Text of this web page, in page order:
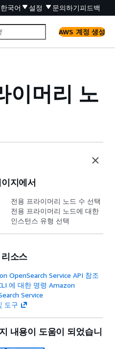
한국어 설정 문의하기피드백
AWS 계정 생성
이머리 노
지에서
전용 프라이머리 노드 수 선택
전용 프라이머리 노드에 대한
인스턴스 유형 선택
소스
OpenSearch Service API 참조
에 대한 명령 Amazon
Service
도구
내용이 도움이 되었습니